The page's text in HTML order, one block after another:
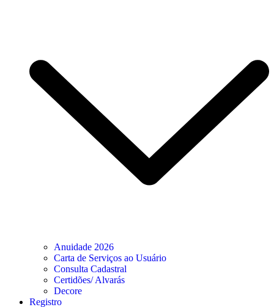
Anuidade 2026
Carta de Serviços ao Usuário
Consulta Cadastral
Certidões/ Alvarás
Decore
Registro